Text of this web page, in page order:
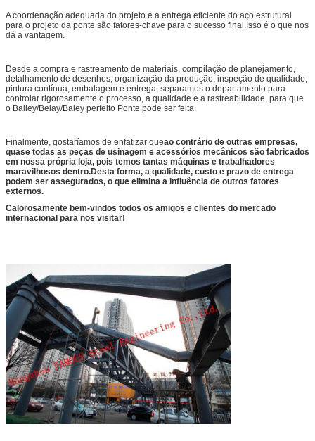
A coordenação adequada do projeto e a entrega eficiente do aço estrutural
para o projeto da ponte são fatores-chave para o sucesso final.Isso é o que nos
dá a vantagem.
Desde a compra e rastreamento de materiais, compilação de planejamento,
detalhamento de desenhos, organização da produção, inspeção de qualidade,
pintura contínua, embalagem e entrega, separamos o departamento para
controlar rigorosamente o processo, a qualidade e a rastreabilidade, para que
o Bailey/Belay/Baley perfeito Ponte pode ser feita.
Finalmente, gostaríamos de enfatizar queao contrário de outras empresas,
quase todas as peças de usinagem e acessórios mecânicos são fabricados
em nossa própria loja, pois temos tantas máquinas e trabalhadores
maravilhosos dentro.Desta forma, a qualidade, custo e prazo de entrega
podem ser assegurados, o que elimina a influência de outros fatores
externos.
Calorosamente bem-vindos todos os amigos e clientes do mercado
internacional para nos visitar!